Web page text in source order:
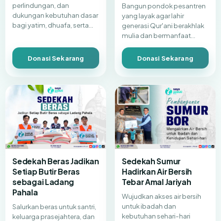
perlindungan, dan
dukungan kebutuhan dasar
bagi yatim, dhuafa, serta
Donasi Sekarang
Bangun pondok pesantren
yang layak agar lahir
generasi Qur'ani berakhlak
mulia dan bermanfaat
Donasi Sekarang
Sedekah Beras Jadikan
Setiap Butir Beras
sebagai Ladang
Pahala
Salurkan beras untuk santri,
keluarga prasejahtera, dan
Sedekah Sumur
Hadirkan Air Bersih
Tebar Amal Jariyah
Wujudkan akses air bersih
untuk ibadah dan
kebutuhan sehari-hari